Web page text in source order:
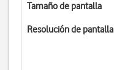
Tamaño de pantalla
Resolución de pantalla